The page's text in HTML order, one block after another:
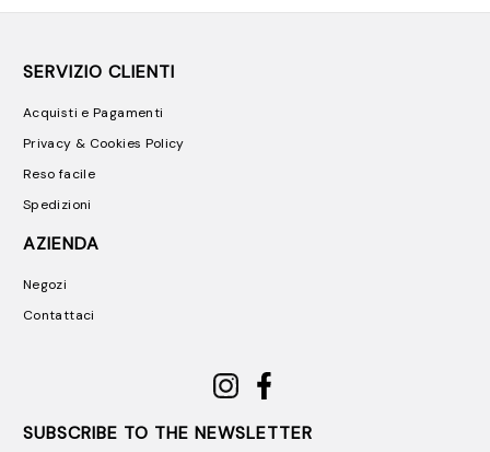
SERVIZIO CLIENTI
Acquisti e Pagamenti
Privacy & Cookies Policy
Reso facile
Spedizioni
AZIENDA
Negozi
Contattaci
SUBSCRIBE TO THE NEWSLETTER